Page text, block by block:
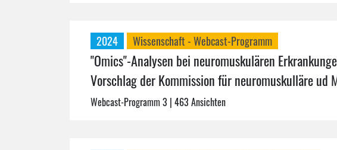
2024 Wissenschaft - Webcast-Programm
"Omics"-Analysen bei neuromuskulären
Vorschlag der Kommission für neuromuskulläre ud
Webcast-Programm 3 | 463 Ansichten